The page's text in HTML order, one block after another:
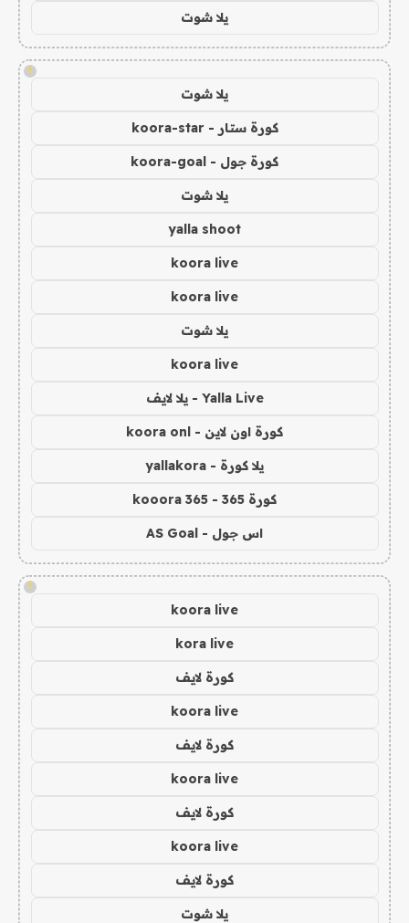
يلا شوت
!
يلا شوت
كورة ستار - koora-star
كورة جول - koora-goal
يلا شوت
yalla shoot
koora live
koora live
يلا شوت
koora live
Yalla Live - يلا لايف
كورة اون لاين - koora onl
يلا كورة - yallakora
كورة 365 - kooora 365
اس جول - AS Goal
!
koora live
kora live
كورة لايف
koora live
كورة لايف
koora live
كورة لايف
koora live
كورة لايف
يلا شوت